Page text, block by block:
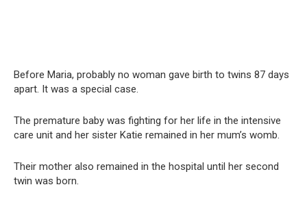
Before Maria, probably no woman gave birth to twins 87 days
apart. It was a special case.
The premature baby was fighting for her life in the intensive
care unit and her sister Katie remained in her mum’s womb.
Their mother also remained in the hospital until her second
twin was born.